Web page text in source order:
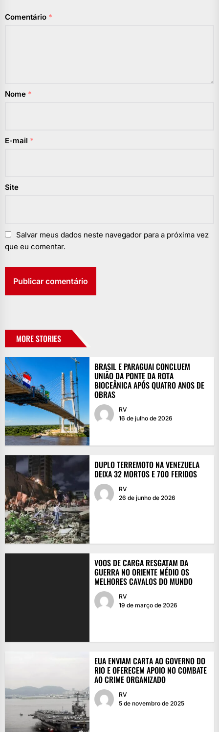
Comentário *
Nome *
E-mail *
Site
Salvar meus dados neste navegador para a próxima vez
que eu comentar.
MORE STORIES
BRASIL E PARAGUAI CONCLUEM
UNIÃO DA PONTE DA ROTA
BIOCEÂNICA APÓS QUATRO ANOS DE
OBRAS
RV
16 de julho de 2026
DUPLO TERREMOTO NA VENEZUELA
DEIXA 32 MORTOS E 700 FERIDOS
RV
26 de junho de 2026
VOOS DE CARGA RESGATAM DA
GUERRA NO ORIENTE MÉDIO OS
MELHORES CAVALOS DO MUNDO
RV
19 de março de 2026
EUA ENVIAM CARTA AO GOVERNO DO
RIO E OFERECEM APOIO NO COMBATE
AO CRIME ORGANIZADO
RV
5 de novembro de 2025